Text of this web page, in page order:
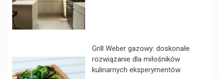
Grill Weber gazowy: doskonałe
rozwiązanie dla miłośników
kulinarnych eksperymentów